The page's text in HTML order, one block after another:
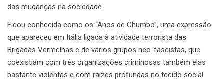
das mudanças na sociedade.
Ficou conhecida como os “Anos de Chumbo”, uma expressão
que apareceu em Itália ligada à atividade terrorista das
Brigadas Vermelhas e de vários grupos neo-fascistas, que
coexistiam com três organizações criminosas também elas
bastante violentas e com raízes profundas no tecido social